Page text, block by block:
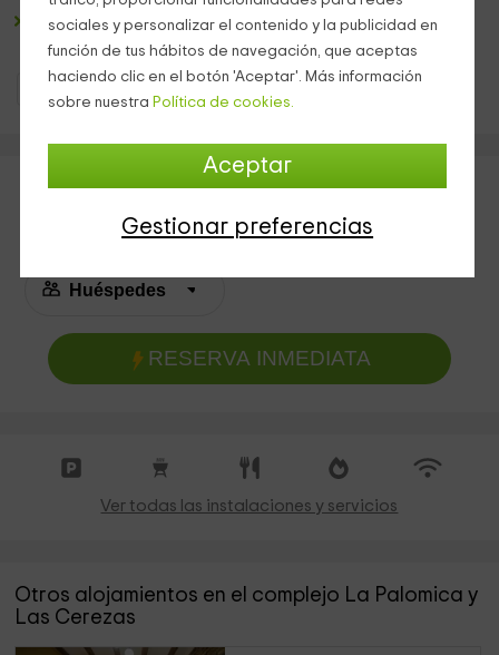
sociales y personalizar el contenido y la publicidad en
función de tus hábitos de navegación, que aceptas
haciendo clic en el botón 'Aceptar'. Más información
sobre nuestra Política de cookies.
Aceptar
Gestionar preferencias
Información sobre la zonapara poder planificar las
excursiones a conciencia.
Casas Rurales Teruel
RESERVA INMEDIATA
Ver todas las instalaciones y servicios
Otros alojamientos en el complejo La Palomica y
Las Cerezas